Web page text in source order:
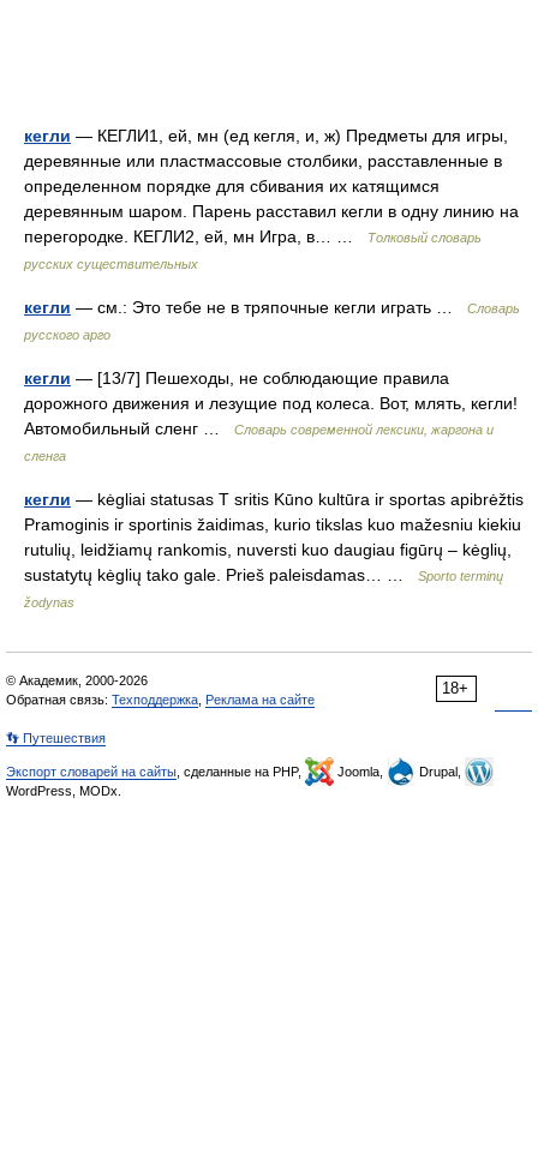
кегли — КЕГЛИ1, ей, мн (ед кегля, и, ж) Предметы для игры,
деревянные или пластмассовые столбики, расставленные в
определенном порядке для сбивания их катящимся
деревянным шаром. Парень расставил кегли в одну линию на
перегородке. КЕГЛИ2, ей, мн Игра, в… …
Толковый словарь
русских существительных
кегли — см.: Это тебе не в тряпочные кегли играть …
Словарь
русского арго
кегли — [13/7] Пешеходы, не соблюдающие правила
дорожного движения и лезущие под колеса. Вот, млять, кегли!
Автомобильный сленг …
Cловарь современной лексики, жаргона и
сленга
кегли — kėgliai statusas T sritis Kūno kultūra ir sportas apibrėžtis
Pramoginis ir sportinis žaidimas, kurio tikslas kuo mažesniu kiekiu
rutulių, leidžiamų rankomis, nuversti kuo daugiau figūrų – kėglių,
sustatytų kėglių tako gale. Prieš paleisdamas… …
Sporto terminų
žodynas
18+
© Академик, 2000-2026
Обратная связь: Техподдержка Реклама на сайте
👣 Путешествия
Экспорт словарей на сайты , сделанные на PHP, Joomla,
Drupal,
WordPress, MODx.